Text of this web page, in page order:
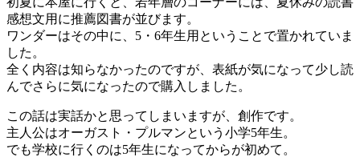
感想文用に推薦図書が並びます。
ワンダーはその中に、5・6年生用ということで置かれていま
した。
全く内容は知らなかったのですが、表紙が気になって少し読
んでさらに気になったので購入しました。
この話は実話かと思ってしまいますが、創作です。
主人公はオーガスト・プルマンという小学5年生。
でも学校に行くのは5年生になってからが初めて。